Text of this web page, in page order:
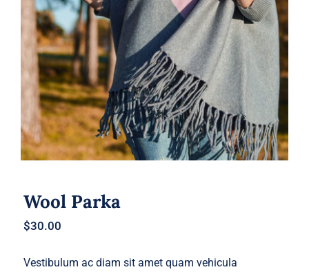
Wool Parka
Wool Parka
$30.00
Vestibulum ac diam sit amet quam vehicula